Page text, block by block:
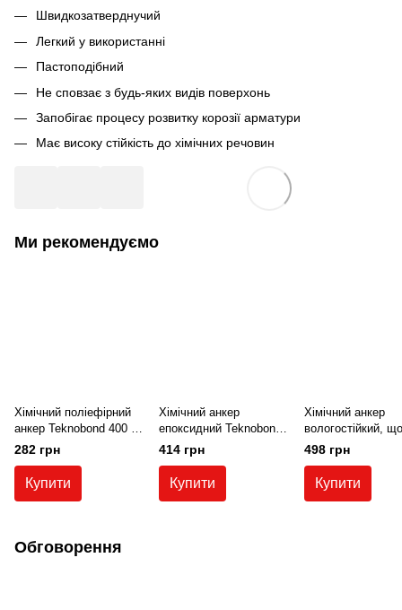
Швидкозатверднучий
Легкий у використанні
Пастоподібний
Не сповзає з будь-яких видів поверхонь
Запобігає процесу розвитку корозії арматури
Має високу стійкість до хімічних речовин
Ми рекомендуємо
Хімічний поліефірний
анкер Teknobond 400 P
(345 мл).
282 грн
Купити
Хімічний анкер
епоксидний Teknobond
401 S 410 мл.
414 грн
Купити
Хімічний анкер
вологостійкий, що
швидко твердіє
Teknobond 401 W
мл).
498 грн
Купити
Обговорення